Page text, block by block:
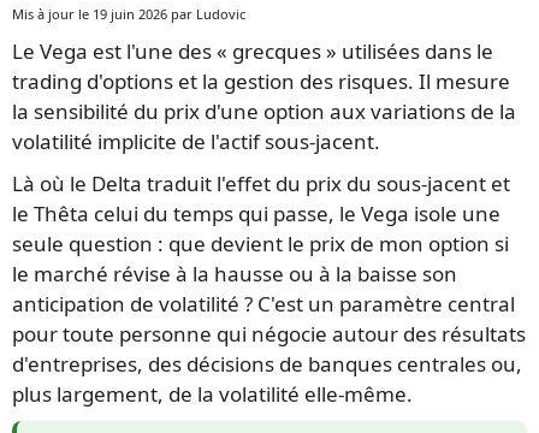
Mis à jour le 19 juin 2026 par Ludovic
Le Vega est l'une des « grecques » utilisées dans le
trading d'options et la gestion des risques. Il mesure
la sensibilité du prix d'une option aux variations de la
volatilité implicite de l'actif sous-jacent.
Là où le Delta traduit l'effet du prix du sous-jacent et
le Thêta celui du temps qui passe, le Vega isole une
seule question : que devient le prix de mon option si
le marché révise à la hausse ou à la baisse son
anticipation de volatilité ? C'est un paramètre central
pour toute personne qui négocie autour des résultats
d'entreprises, des décisions de banques centrales ou,
plus largement, de la volatilité elle-même.